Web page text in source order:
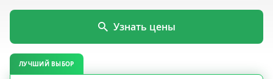
Узнать цены
ЛУЧШИЙ ВЫБОР